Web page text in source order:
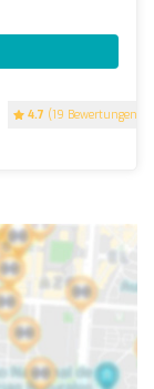
4.7 (19 Bewertungen)